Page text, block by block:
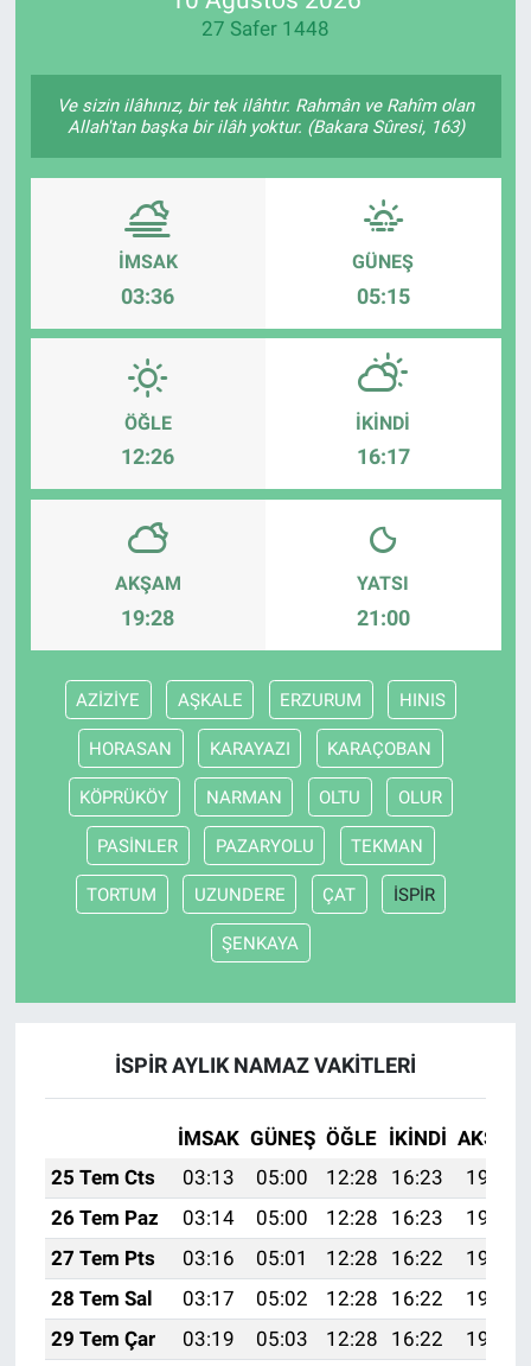
27 Safer 1448
Ve sizin ilâhınız, bir tek ilâhtır. Rahmân ve Rahîm olan
Allah'tan başka bir ilâh yoktur. (Bakara Sûresi, 163)
İMSAK
03:36
GÜNEŞ
05:15
ÖĞLE
12:26
İKINDI
16:17
AKŞAM
19:28
YATSI
21:00
AZİZİYE AŞKALE ERZURUM HINIS
HORASAN KARAYAZI KARAÇOBAN
KÖPRÜKÖY NARMAN OLTU OLUR
PASİNLER PAZARYOLU TEKMAN
TORTUM UZUNDERE ÇAT İSPİR
ŞENKAYA
İSPİR AYLIK NAMAZ VAKITLERI
İMSAK GÜNEŞ ÖĞLE İKINDI AKŞAM
25 Tem Cts
03:13 05:00 12:28 16:23
19:46
26 Tem Paz
03:14 05:00 12:28 16:23
19:45
27 Tem Pts
03:16 05:01 12:28 16:22
19:44
28 Tem Sal
03:17 05:02 12:28 16:22
19:43
29 Tem Çar
03:19 05:03 12:28 16:22
19:42
Resmi İlanlar
Sağlık
Son Dakika
Uşak Haberleri